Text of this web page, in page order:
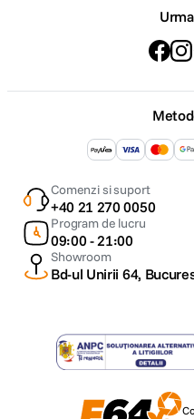
Comenzi si suport
+40 21 270 0050
Program de lucru
09:00 - 21:00
Showroom
Bd-ul Unirii 64,